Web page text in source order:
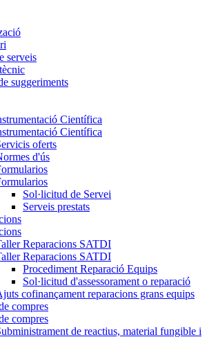
serveis
suggeriments
Científica
Científica
oferts
d'ús
Sol·licitud de Servei
Serveis prestats
Reparacions SATDI
Reparacions SATDI
Procediment Reparació Equips
Sol·licitud d'assessorament o reparació
cofinançament reparacions grans equips
compres
compres
de reactius, material fungible i